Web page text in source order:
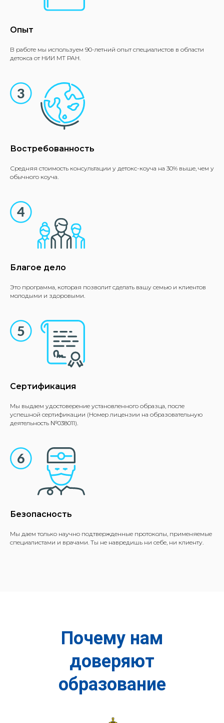
Опыт
В работе мы используем 90-летний опыт специалистов в области
детокса от НИИ МТ РАН.
Востребованность
Средняя стоимость консультации у детокс-коуча на 30% выше, чем у
обычного коуча.
Благое дело
Это программа, которая позволит сделать вашу семью и клиентов
молодыми и здоровыми.
Сертификация
Мы выдаем удостоверение установленного образца, после
успешной сертификации (Номер лицензии на образовательную
деятельность №038011).
Безопасность
Мы даем только научно подтвержденные протоколы, применяемые
специалистами и врачами. Ты не навредишь ни себе, ни клиенту.
Почему нам
доверяют
образование